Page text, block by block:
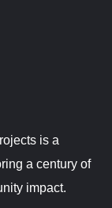
is a
a century of
impact.